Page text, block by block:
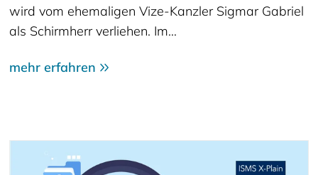
wird vom ehemaligen Vize-Kanzler Sigmar Gabriel
als Schirmherr verliehen. Im…
mehr erfahren